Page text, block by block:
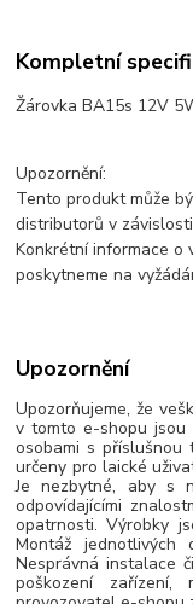
Kompletní
Žárovka BA15s 12V
Upozornění:
Tento produkt může
distributorů v
Konkrétní informace o
poskytneme na
Upozornění
Upozorňujeme, že
v tomto e-shopu jsou
osobami s příslušnou
určeny pro laické
Je nezbytné, aby s
odpovídajícími
opatrnosti. Výrobky
Montáž
Nesprávná instalace
poškození zařízení,